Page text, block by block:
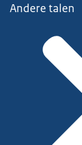
Andere talen